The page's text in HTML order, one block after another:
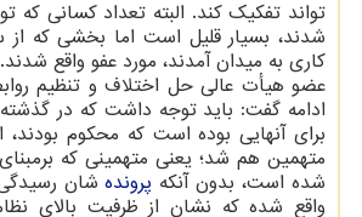
تواند تفکیک کند. البته تعداد کسانی
شدند، بسیار قلیل است اما بخشی که از
کاری به میدان آمدند، مورد عفو واقع شدند.
عضو هیأت عالی حل اختلاف و تنظیم
ادامه گفت: باید توجه داشت که در
برای آنهایی بوده است که محکوم
متهمین هم شد؛ یعنی متهمینی که
شده است، بدون آنکه پروندهشان
واقع شده که نشان از ظرفیت بالای